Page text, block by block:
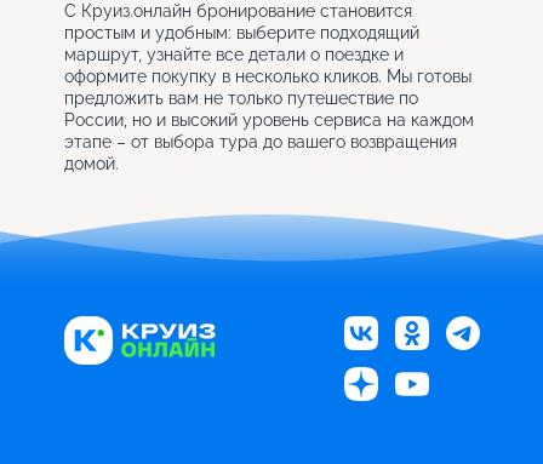
С Круиз.онлайн бронирование становится
простым и удобным: выберите подходящий
маршрут, узнайте все детали о поездке и
оформите покупку в несколько кликов. Мы готовы
предложить вам не только путешествие по
России, но и высокий уровень сервиса на каждом
этапе – от выбора тура до вашего возвращения
домой.